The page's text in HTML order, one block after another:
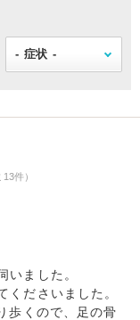
件）
いました。
くださいました。
歩くので、足の骨